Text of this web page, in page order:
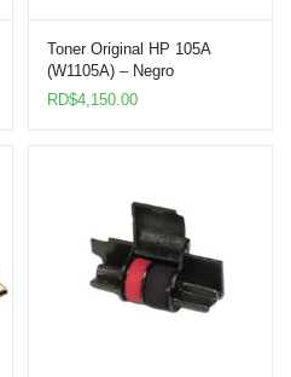
Toner Original HP 105A
(W1105A) – Negro
RD$4,150.00